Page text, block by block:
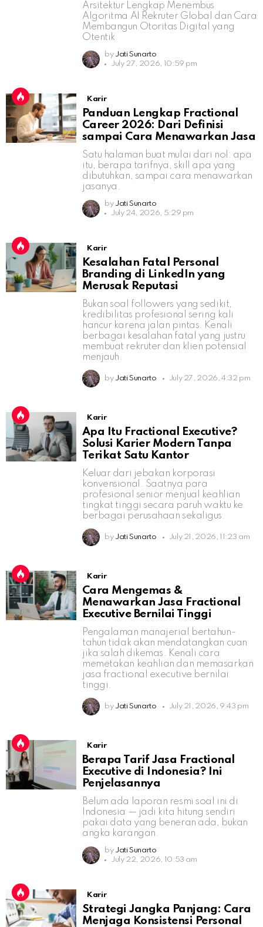
Arsitektur Lengkap Menembus
Algoritma AI Rekruter Global dan Cara
Membangun Otoritas Digital yang
Otentik
by Jati Sunarto
July 27, 2026, 10:59 pm
Karir
Panduan Lengkap Fractional
Career 2026: Dari Definisi
sampai Cara Menawarkan Jasa
Satu halaman buat mulai dari nol: apa
itu, berapa tarifnya, skill apa yang
dibutuhkan, sampai cara menawarkan
jasanya.
by Jati Sunarto
July 24, 2026, 5:29 pm
Karir
Kesalahan Fatal Personal
Branding di LinkedIn yang
Merusak Reputasi
Bukan soal followers yang sedikit,
kredibilitas profesional sering kali
hancur karena jalan pintas. Kenali
berbagai kesalahan fatal yang justru
membuat rekruter dan klien potensial
menjauh.
by Jati Sunarto July 27, 2026, 4:32 pm
Karir
Apa Itu Fractional Executive?
Solusi Karier Modern Tanpa
Terikat Satu Kantor
Keluar dari jebakan korporasi
konvensional. Saatnya para
profesional senior menjual keahlian
tingkat tinggi secara paruh waktu ke
berbagai perusahaan sekaligus.
by Jati Sunarto July 21, 2026, 11:23 am
Karir
Cara Mengemas &
Menawarkan Jasa Fractional
Executive Bernilai Tinggi
Pengalaman manajerial bertahun-
tahun tidak akan mendatangkan cuan
jika salah dikemas. Kenali cara
memetakan keahlian dan memasarkan
jasa fractional executive bernilai
tinggi.
by Jati Sunarto July 21, 2026, 9:43 pm
Karir
Berapa Tarif Jasa Fractional
Executive di Indonesia? Ini
Penjelasannya
Belum ada laporan resmi soal ini di
Indonesia — jadi kita hitung sendiri
pakai data yang beneran ada, bukan
angka karangan.
by Jati Sunarto
July 22, 2026, 10:53 am
Karir
Strategi Jangka Panjang: Cara
Menjaga Konsistensi Personal